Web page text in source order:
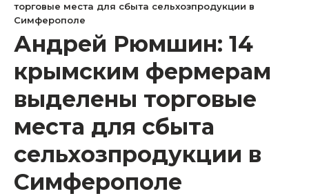
торговые места для сбыта сельхозпродукции в
Симферополе
Андрей Рюмшин: 14
крымским фермерам
выделены торговые
места для сбыта
сельхозпродукции в
Симферополе